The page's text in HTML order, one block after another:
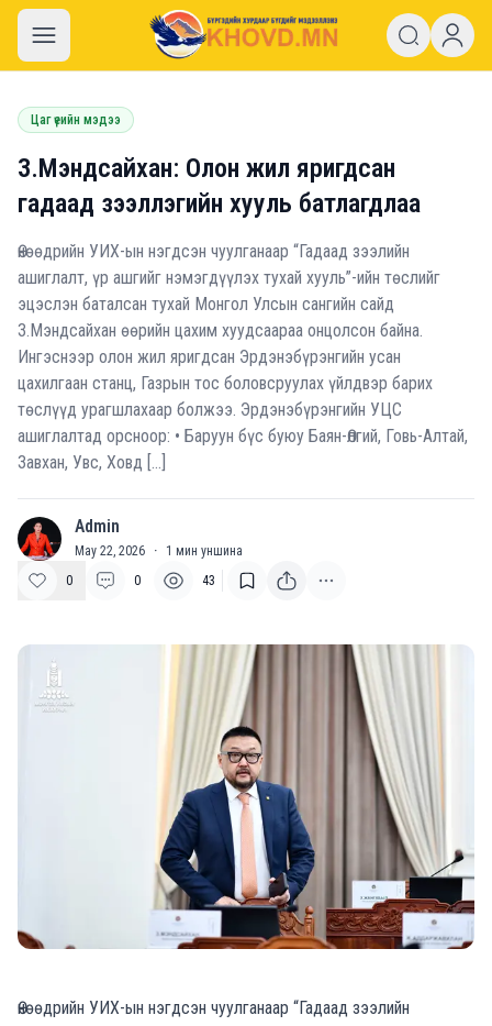
khovd.mn
Цаг үеийн мэдээ
З.Мэндсайхан: Олон жил яригдсан
гадаад зээллэгийн хууль батлагдлаа
Өнөөдрийн УИХ-ын нэгдсэн чуулганаар “Гадаад зээлийн
ашиглалт, үр ашгийг нэмэгдүүлэх тухай хууль”-ийн төслийг
эцэслэн баталсан тухай Монгол Улсын сангийн сайд
З.Мэндсайхан өөрийн цахим хуудсаараа онцолсон байна.
Ингэснээр олон жил яригдсан Эрдэнэбүрэнгийн усан
цахилгаан станц, Газрын тос боловсруулах үйлдвэр барих
төслүүд урагшлахаар болжээ. Эрдэнэбүрэнгийн УЦС
ашиглалтад орсноор: • Баруун бүс буюу Баян-Өлгий, Говь-Алтай,
Завхан, Увс, Ховд […]
A Admin
May 22, 2026 · 1 мин уншина
0
0 43
Өнөөдрийн УИХ-ын нэгдсэн чуулганаар “Гадаад зээлийн